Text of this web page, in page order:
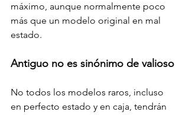
máximo, aunque normalmente poco
más que un modelo original en mal
estado.
Antiguo no es sinónimo de valioso
No todos los modelos raros, incluso
en perfecto estado y en caja, tendrán